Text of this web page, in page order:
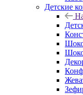
Детские